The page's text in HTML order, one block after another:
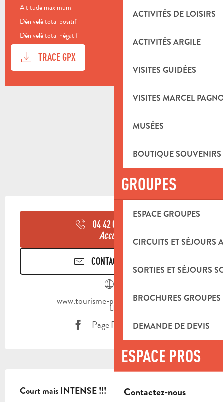
ACTIVITÉS DE LOISIRS
ACTIVITÉS ARGILE
VISITES GUIDÉES
VISITES MARCEL
MUSÉES
BOUTIQUE
GROUPES
ESPACE GROUPES
CIRCUITS ET SÉJOURS
SORTIES ET SÉJOURS
BROCHURES GROUPES
DEMANDE DE DEVIS
ESPACE PROS
Contactez-nous
Altitude maximum 679 m
Dénivelé total positif
Dénivelé total négatif -537 m
DOCUMENTATION
TRACE GPX
OUVERTURE ET COORDONNÉES
04 42 03 49
Accueil
CONTACTEZ-NOUS
www.tourisme-paysdaubagne.fr
Page Facebook
Court mais INTENSE !!!